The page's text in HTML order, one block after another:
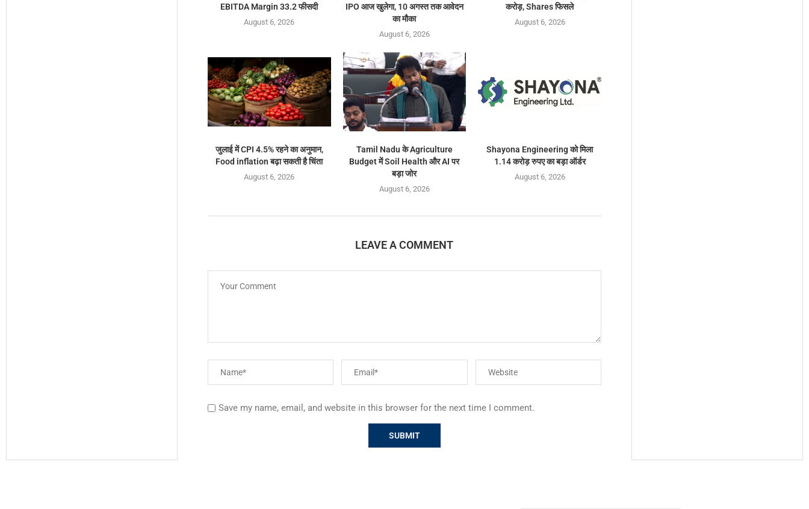
EBITDA Margin 33.2 फीसदी
August 6, 2026
IPO आज खुलेगा, 10 अगस्त तक आवेदन
का मौका
August 6, 2026
करोड़, Shares फिसले
August 6, 2026
जुलाई में CPI 4.5% रहने का अनुमान,
Food inflation बढ़ा सकती है चिंता
August 6, 2026
Tamil Nadu के Agriculture
Budget में Soil Health और AI पर
बड़ा जोर
August 6, 2026
Shayona Engineering को मिला
1.14 करोड़ रुपए का बड़ा ऑर्डर
August 6, 2026
LEAVE A COMMENT
Save my name, email, and website in this browser for the next time I comment.